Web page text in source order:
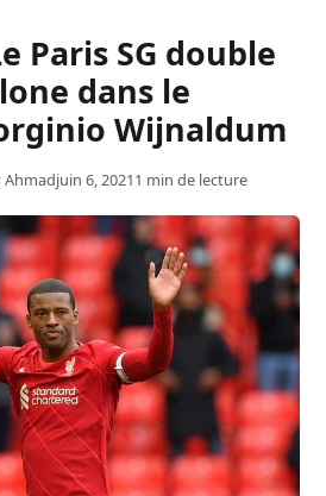
Paris SG double
dans le
Wijnaldum
Ahmadjuin 6, 20211 min de lecture